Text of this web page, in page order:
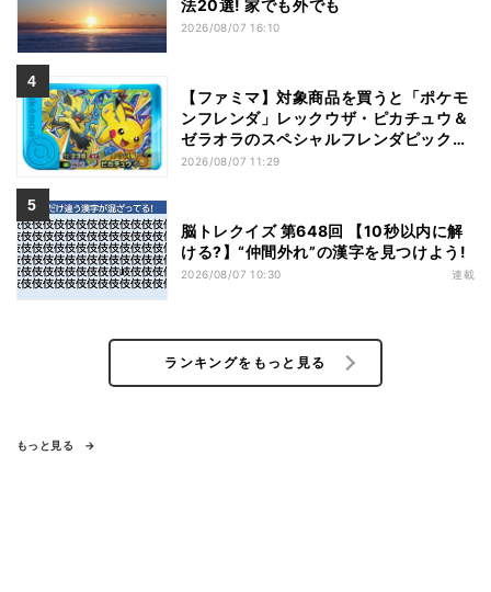
法20選! 家でも外でも
2026/08/07 16:10
【ファミマ】対象商品を買うと「ポケモ
ンフレンダ」レックウザ・ピカチュウ＆
ゼラオラのスペシャルフレンダピックが
もらえるキャンペーン
2026/08/07 11:29
脳トレクイズ 第648回 【10秒以内に解
ける?】“仲間外れ”の漢字を見つけよう!
2026/08/07 10:30 連載
ランキングをもっと見る
もっと見る